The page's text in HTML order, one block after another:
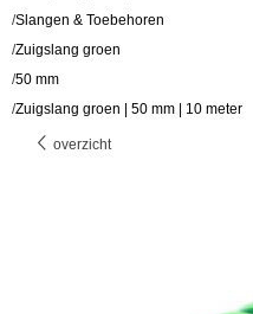
/Slangen & Toebehoren
/Zuigslang groen
/50 mm
/Zuigslang groen | 50 mm | 10 meter
overzicht